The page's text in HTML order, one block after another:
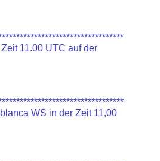
11.00 UTC auf der
WS in der Zeit 11,00